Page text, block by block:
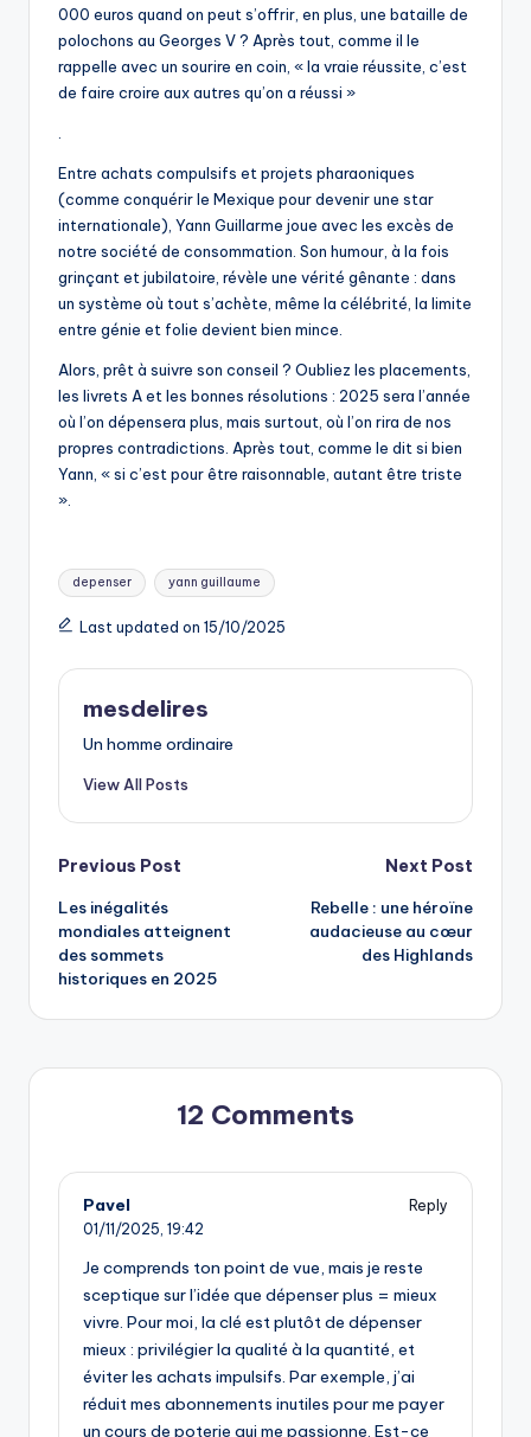
000 euros quand on peut s’offrir, en plus, une bataille de
polochons au Georges V ? Après tout, comme il le
rappelle avec un sourire en coin, « la vraie réussite, c’est
de faire croire aux autres qu’on a réussi »
Entre achats compulsifs et projets pharaoniques
(comme conquérir le Mexique pour devenir une star
internationale), Yann Guillarme joue avec les excès de
notre société de consommation. Son humour, à la fois
grinçant et jubilatoire, révèle une vérité gênante : dans
un système où tout s’achète, même la célébrité, la limite
entre génie et folie devient bien mince.
Alors, prêt à suivre son conseil ? Oubliez les placements,
les livrets A et les bonnes résolutions : 2025 sera l’année
où l’on dépensera plus, mais surtout, où l’on rira de nos
propres contradictions. Après tout, comme le dit si bien
Yann, « si c’est pour être raisonnable, autant être triste
».
Tags:
depenser yann guillaume
Last updated on 15/10/2025
mesdelires
Un homme ordinaire
View All Posts
Post
navigation
Previous Post
Les inégalités
mondiales atteignent
des sommets
historiques en 2025
Next Post
Rebelle : une héroïne
audacieuse au cœur
des Highlands
12 Comments
Pavel
Reply
01/11/2025, 19:42
Je comprends ton point de vue, mais je reste
sceptique sur l’idée que dépenser plus = mieux
vivre. Pour moi, la clé est plutôt de dépenser
mieux : privilégier la qualité à la quantité, et
éviter les achats impulsifs. Par exemple, j’ai
réduit mes abonnements inutiles pour me payer
un cours de poterie qui me passionne. Est-ce